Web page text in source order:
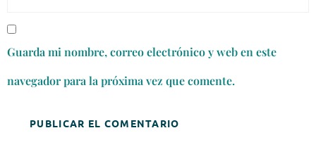
Guarda mi nombre, correo electrónico y web en este
navegador para la próxima vez que comente.